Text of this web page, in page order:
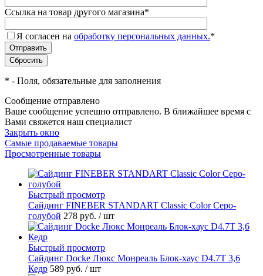
Ссылка на товар другого магазина*
Я согласен на обработку персональных данных.*
* - Поля, обязательные для заполнения
Сообщение отправлено
Ваше сообщение успешно отправлено. В ближайшее время с
Вами свяжется наш специалист
Закрыть окно
Самые продаваемые товары
Просмотренные товары
Быстрый просмотр
Cайдинг FINEBER STANDART Classic Color Серо-
голубой 278 руб. / шт
Быстрый просмотр
Сайдинг Docke Люкс Монреаль Блок-хаус D4.7T 3,6
Кедр 589 руб. / шт